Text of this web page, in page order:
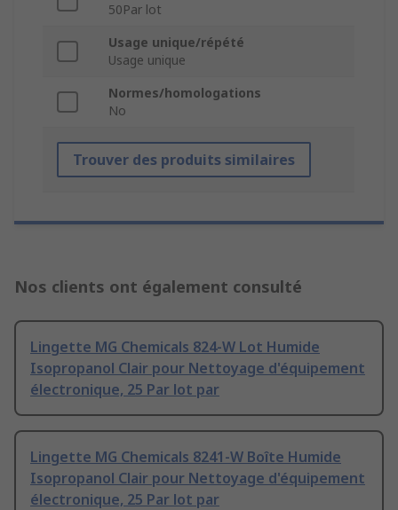
50Par lot
Usage unique/répété
Usage unique
Normes/homologations
No
Trouver des produits similaires
Nos clients ont également consulté
Lingette MG Chemicals 824-W Lot Humide
Isopropanol Clair pour Nettoyage d'équipement
électronique, 25 Par lot par
Lingette MG Chemicals 8241-W Boîte Humide
Isopropanol Clair pour Nettoyage d'équipement
électronique, 25 Par lot par